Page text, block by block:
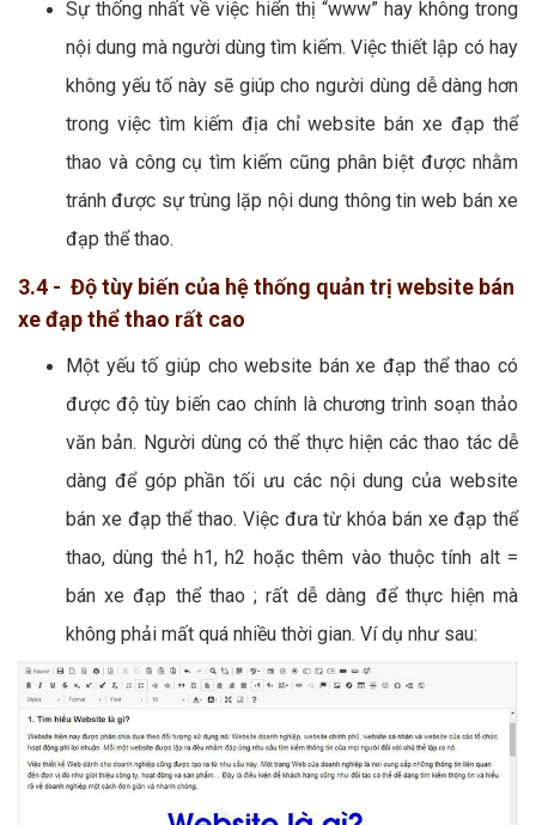
Sự thống nhất về việc hiển thị “www” hay không trong
nội dung mà người dùng tìm kiếm. Việc thiết lập có hay
không yếu tố này sẽ giúp cho người dùng dễ dàng hơn
trong việc tìm kiếm địa chỉ website bán xe đạp thể
thao và công cụ tìm kiếm cũng phân biệt được nhằm
tránh được sự trùng lặp nội dung thông tin web bán xe
đạp thể thao.
3.4 - Độ tùy biến của hệ thống quản trị website bán
xe đạp thể thao rất cao
Một yếu tố giúp cho website bán xe đạp thể thao có
được độ tùy biến cao chính là chương trình soạn thảo
văn bản. Người dùng có thể thực hiện các thao tác dễ
dàng để góp phần tối ưu các nội dung của website
bán xe đạp thể thao. Việc đưa từ khóa bán xe đạp thể
thao, dùng thẻ h1, h2 hoặc thêm vào thuộc tính alt =
bán xe đạp thể thao ; rất dễ dàng để thực hiện mà
không phải mất quá nhiều thời gian. Ví dụ như sau: